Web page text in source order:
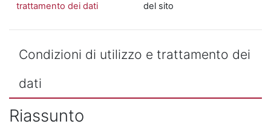
trattamento dei dati
del sito
Condizioni di utilizzo e trattamento dei
dati
Riassunto